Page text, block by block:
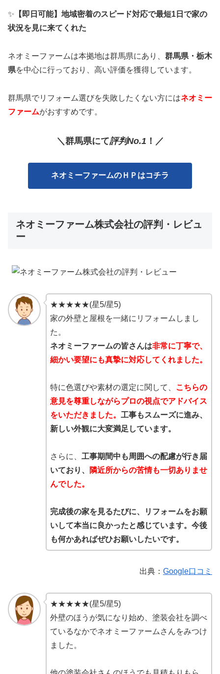
✨ 【即日可能】地域密着のスピード対応で最短1日で家の
状況を見に来てくれた
ネオミーファームは本拠地は群馬県にあり、 群馬県・栃木
県を中心に行っており、高い評価を獲得しています。
群馬県でリフォーム選びを失敗したくない方にはネオミー
ファームがおすすめです。
＼群馬県にて評判No.1 ！／
ネオミーファームのＨＰはコチラ
ネオミーファーム株式会社の評判・レビュ
ー
★★★★★(星5/星5)
家の外壁と屋根を一緒にリフォームしまし
た。
ネオミーファームの皆さんは非常に丁寧で、
細かい要望にも真摯に対応してくれました。
特に色選びや素材の選定に関して、 こちらの
意見を尊重しながらプロの視点でアドバイス
をいただきました。 工事もスムーズに進み、
新しい外観に大変満足しています。
さらに、 工事期間中も周囲への配慮が行き届
いており、
隣近所からの苦情も一切ありませ
んでした。
完成後の家を見るたびに、リフォームをお願
いして本当に良かったと感じています。今後
も何かあればぜひお願いしたいです。
出典： Google口コミ
★★★★★(星5/星5)
外壁のほうが気になり始め、塗装会社を調べ
ているなかでネオミーファームさんをみつけ
ました。